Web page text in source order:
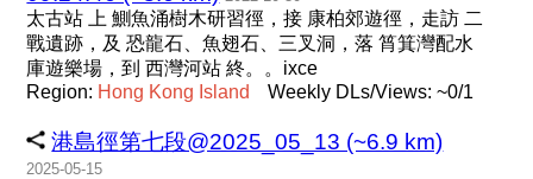
太古站 上 鰂魚涌樹木研習徑，接 康柏郊遊徑，走訪 二
戰遺跡，及 恐龍石、魚翅石、三叉洞，落 筲箕灣配水
庫遊樂場，到 西灣河站 終。。ixce
Region: Hong Kong Island Weekly DLs/Views: ~0/1
港島徑第七段@2025_05_13 (~6.9 km)
2025-05-15